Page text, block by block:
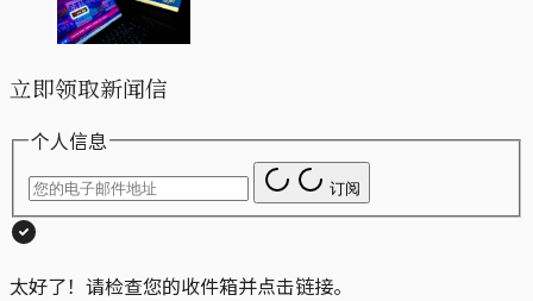
立即领取新闻信
个人信息
订阅
太好了！请检查您的收件箱并点击链接。